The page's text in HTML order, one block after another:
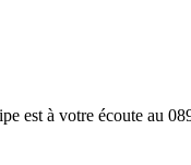
est à votre écoute au